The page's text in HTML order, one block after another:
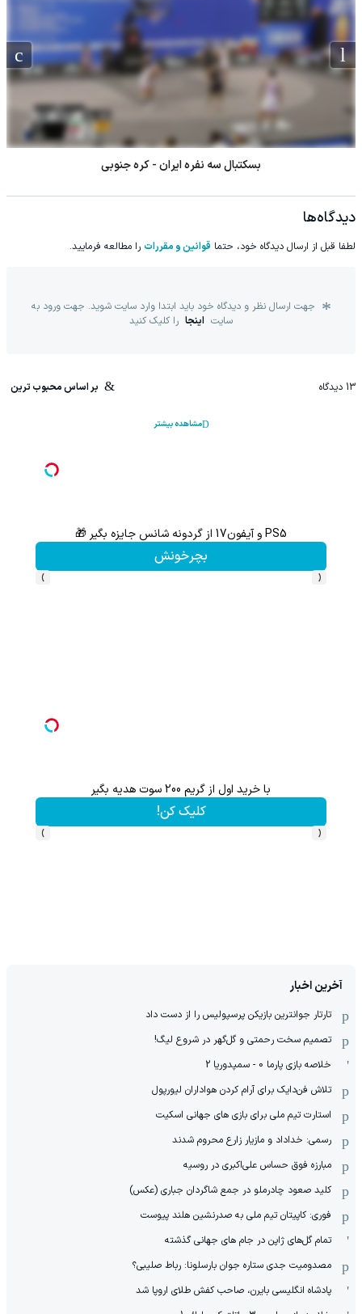
اسنوکر مارک سلبی - پانگ جونسو
دیدگاه‌ها
لطفا قبل از ارسال دیدگاه خود، حتما قوانین و مقررات را مطالعه فرمایید.
جهت ارسال نظر و دیدگاه خود باید ابتدا وارد سایت شوید. جهت ورود به
سایت اینجا را کلیک کنید
13 دیدگاه بر اساس محبوب ترین
مشاهده بیشتر
PS5 و آیفون17 از گردونه شانس جایزه بگیر 🎁
بچرخونش
‹
›
با خرید اول از گریم 200 سوت هدیه بگیر
کلیک کن!
‹
›
آخرین اخبار
تارتار جوانترین بازیکن پرسپولیس را از دست داد
تصمیم سخت رحمتی و گل‌گهر در شروع لیگ!
خلاصه بازی پارما 0 - سمپدوریا 2
تلاش فن‌دایک برای آرام کردن هواداران لیورپول
استارت تیم ملی برای بازی های جهانی اسکیت
رسمی: خداداد و مازیار زارع محروم شدند
مبارزه فوق حساس علی‌اکبری در روسیه
کلید صعود چادرملو در جمع شاگردان جباری (عکس)
فوری: کاپیتان تیم ملی به صدرنشین هلند پیوست
تمام گل‌های ژاپن در جام های جهانی گذشته
مصدومیت جدی ستاره جوان بارسلونا: رباط صلیبی؟
پادشاه انگلیسی بایرن، صاحب کفش طلای اروپا شد